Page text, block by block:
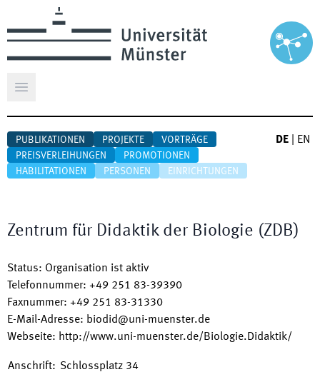
Hauptmenü öffnen
PUBLIKATIONEN PROJEKTE
VORTRÄGE
PREISVERLEIHUNGEN
PROMOTIONEN
HABILITATIONEN
PERSONEN EINRICHTUNGEN
DE EN
Zentrum für Didaktik der Biologie (ZDB)
Status: Organisation ist aktiv
Telefonnummer: +49 251 83-39390
Faxnummer: +49 251 83-31330
E-Mail-Adresse: biodid@uni-muenster.de
Webseite: http://www.uni-muenster.de/Biologie.Didaktik/
Anschrift: Schlossplatz 34